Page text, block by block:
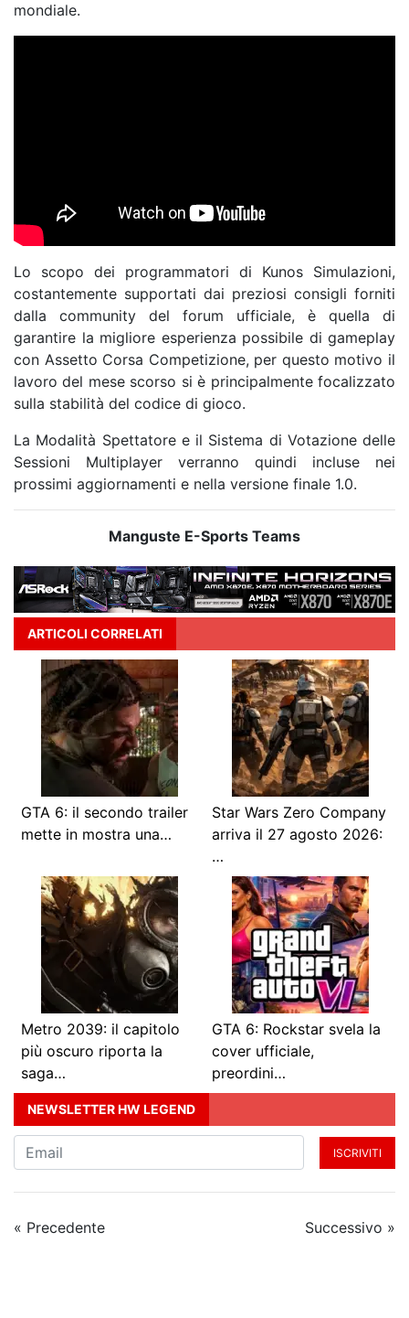
mondiale.
Lo scopo dei programmatori di Kunos Simulazioni,
costantemente supportati dai preziosi consigli forniti
dalla community del forum ufficiale, è quella di
garantire la migliore esperienza possibile di gameplay
con Assetto Corsa Competizione, per questo motivo il
lavoro del mese scorso si è principalmente focalizzato
sulla stabilità del codice di gioco.
La Modalità Spettatore e il Sistema di Votazione delle
Sessioni Multiplayer verranno quindi incluse nei
prossimi aggiornamenti e nella versione finale 1.0.
Manguste E-Sports Teams
ARTICOLI CORRELATI
GTA 6: il secondo trailer
mette in mostra una…
Star Wars Zero Company
arriva il 27 agosto 2026:
…
Metro 2039: il capitolo
più oscuro riporta la
saga…
GTA 6: Rockstar svela la
cover ufficiale,
preordini…
NEWSLETTER HW LEGEND
ISCRIVITI
« Precedente Successivo »